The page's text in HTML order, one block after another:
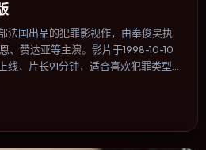
法国出品的犯罪影视作，由奉俊昊执
、赞达亚等主演。影片于1998-10-10
线，片长91分钟，适合喜欢犯罪类型、
作为休闲观影或类型片补片的选择。